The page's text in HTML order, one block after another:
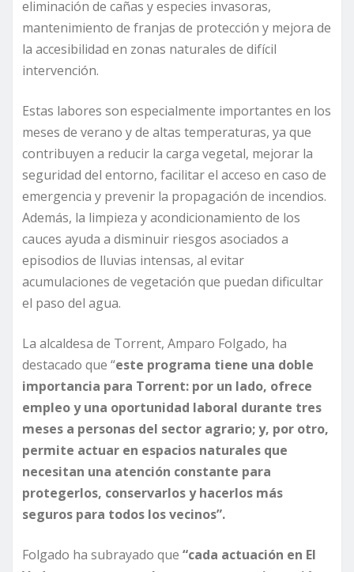
eliminación de cañas y especies invasoras,
mantenimiento de franjas de protección y mejora de
la accesibilidad en zonas naturales de difícil
intervención.
Estas labores son especialmente importantes en los
meses de verano y de altas temperaturas, ya que
contribuyen a reducir la carga vegetal, mejorar la
seguridad del entorno, facilitar el acceso en caso de
emergencia y prevenir la propagación de incendios.
Además, la limpieza y acondicionamiento de los
cauces ayuda a disminuir riesgos asociados a
episodios de lluvias intensas, al evitar
acumulaciones de vegetación que puedan dificultar
el paso del agua.
La alcaldesa de Torrent, Amparo Folgado, ha
destacado que “este programa tiene una doble
importancia para Torrent: por un lado, ofrece
empleo y una oportunidad laboral durante tres
meses a personas del sector agrario; y, por otro,
permite actuar en espacios naturales que
necesitan una atención constante para
protegerlos, conservarlos y hacerlos más
seguros para todos los vecinos”.
Folgado ha subrayado que “cada actuación en El